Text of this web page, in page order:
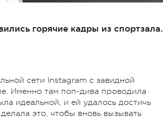
горячие кадры из спортзала.
сети Instagram с завидной
Именно там поп-дива проводила
идеальной, и ей удалось достичь
это, чтобы вновь вызывать